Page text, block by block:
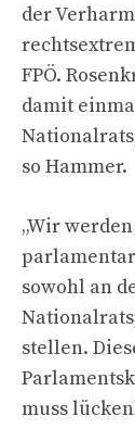
der
FPÖ.
damit
so Hammer.
„Wir
sowohl an
stellen.
muss